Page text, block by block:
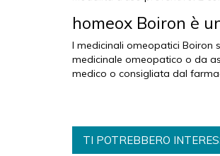
homeox Boiron è
I medicinali omeopatici Boiron
medicinale omeopatico o da
medico o consigliata dal
TI POTREBBERO